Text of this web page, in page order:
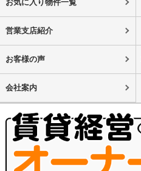
お気に入り物件一覧
営業支店紹介
お客様の声
会社案内